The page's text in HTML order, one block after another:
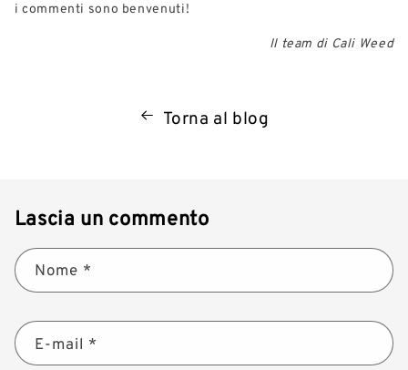
i commenti sono benvenuti!
Il team di Cali Weed
Torna al blog
Lascia un commento
Nome *
E-mail *